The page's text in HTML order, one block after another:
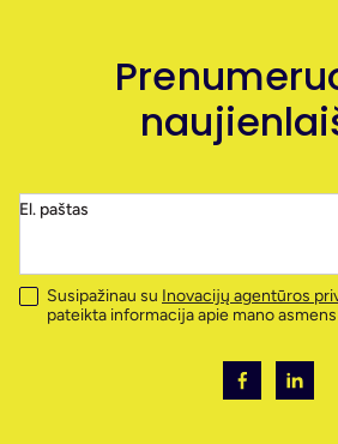
El. paštas
Susipažinau su Inovacijų agentūros
pateikta informacija apie mano